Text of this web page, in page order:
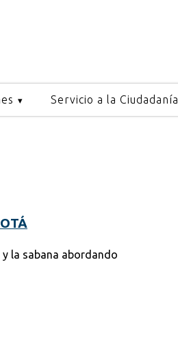
Servicio a la Ciudadanía
la sabana abordando